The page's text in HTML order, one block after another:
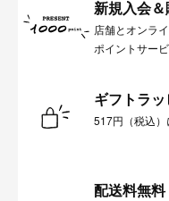
新規入会
店舗とオンラ
ポイントサー
ギフトラ
517円（税込
配送料無料